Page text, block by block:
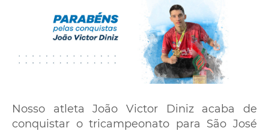
Nosso atleta João Victor Diniz acaba de
conquistar o tricampeonato para São José